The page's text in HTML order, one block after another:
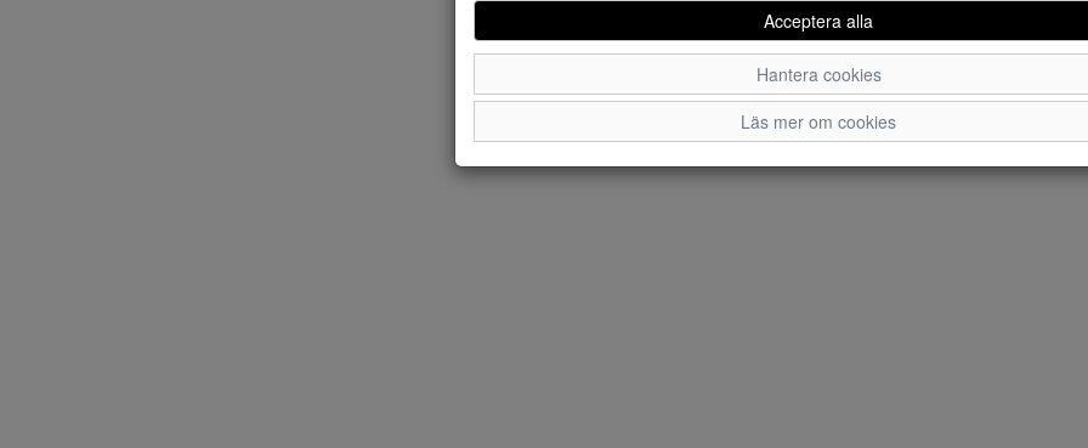
Acceptera alla
Hantera cookies
Läs mer om cookies